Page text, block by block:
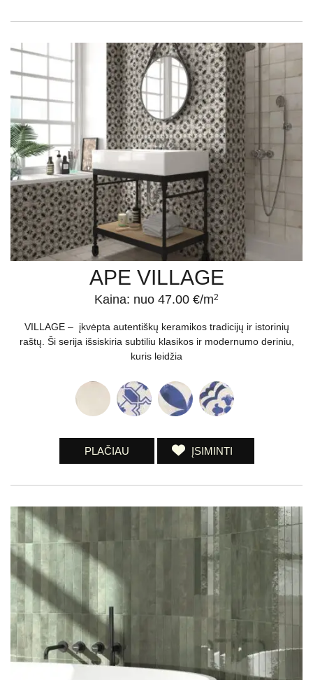
APE VILLAGE
Kaina: nuo 47.00 €/m2
VILLAGE – įkvėpta autentiškų keramikos tradicijų ir istorinių
raštų. Ši serija išsiskiria subtiliu klasikos ir modernumo deriniu,
kuris leidžia
PLAČIAU ĮSIMINTI